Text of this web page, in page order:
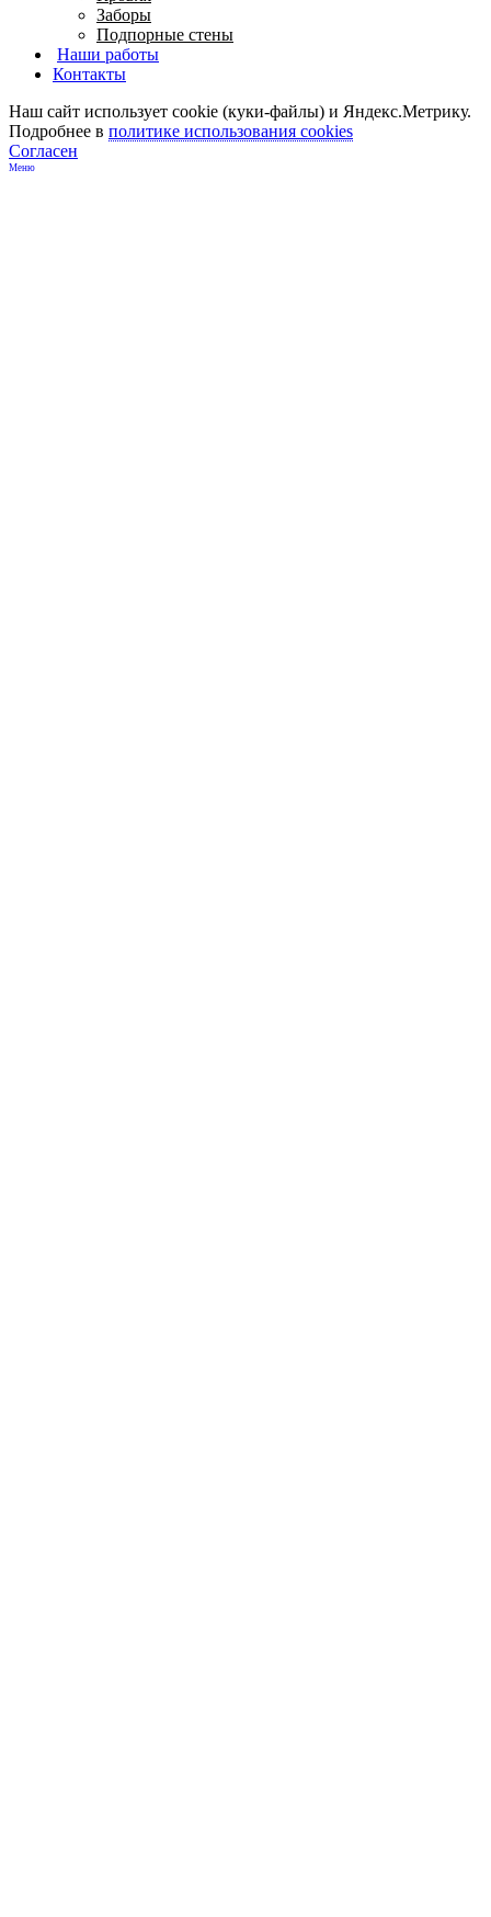
Меню
Заборы
Подпорные стены
Наши работы
Контакты
Наш сайт использует cookie (куки-файлы) и Яндекс.Метрику.
Подробнее в политике использования cookies
Согласен